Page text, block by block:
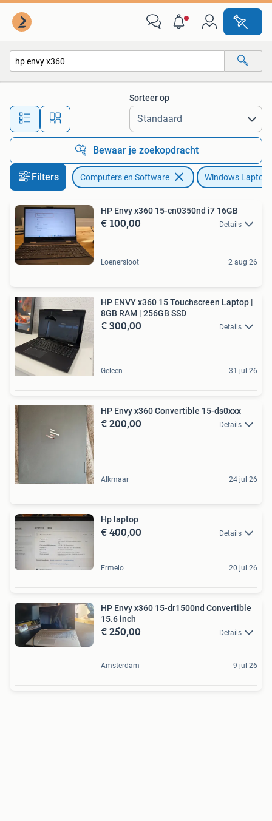
Alle afstanden…
Sorteer op
Bewaar je zoekopdracht
Filters Computers en Software Windows Laptops
HP Envy x360 15-cn0350nd i7 16GB
€ 100,00 Details
Loenersloot 2 aug 26
HP ENVY x360 15 Touchscreen Laptop |
8GB RAM | 256GB SSD
€ 300,00 Details
Geleen 31 jul 26
HP Envy x360 Convertible 15-ds0xxx
€ 200,00 Details
Alkmaar 24 jul 26
Hp laptop
€ 400,00 Details
Ermelo 20 jul 26
HP Envy x360 15-dr1500nd Convertible
15.6 inch
€ 250,00 Details
Amsterdam 9 jul 26